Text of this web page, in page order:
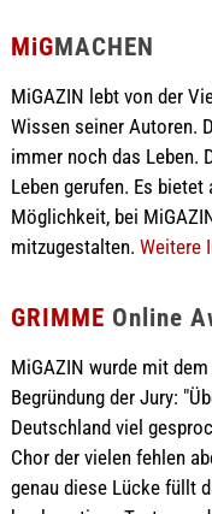
MiGMACHEN
MiGAZIN lebt von der
Wissen seiner Autoren.
immer noch das Leben.
Leben gerufen. Es
Möglichkeit, bei
mitzugestalten. Weitere
GRIMME Online
MiGAZIN wurde mit
Begründung der Jury:
Deutschland viel
Chor der vielen fehlen
genau diese Lücke füllt